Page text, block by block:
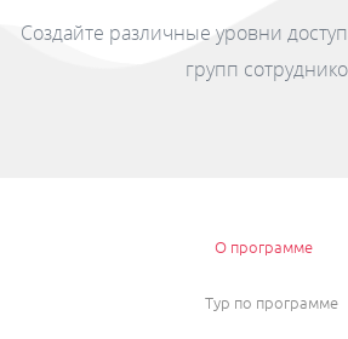
Создайте различные уровни
групп
О программе
Тур по программе